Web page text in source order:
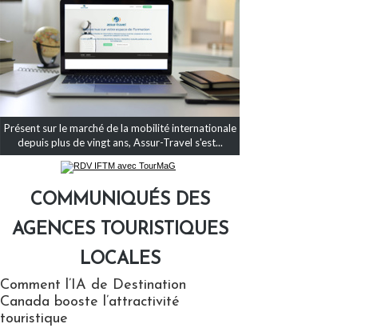
Présent sur le marché de la mobilité internationale
depuis plus de vingt ans, Assur-Travel s'est...
COMMUNIQUÉS DES
AGENCES TOURISTIQUES
LOCALES
Comment l’IA de Destination
Canada booste l’attractivité
touristique